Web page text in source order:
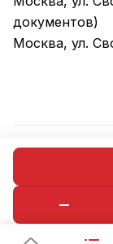
документов)
Москва, ул.
© 2026 ООО "ТД